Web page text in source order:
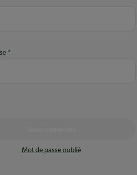
Mot de passe oublié